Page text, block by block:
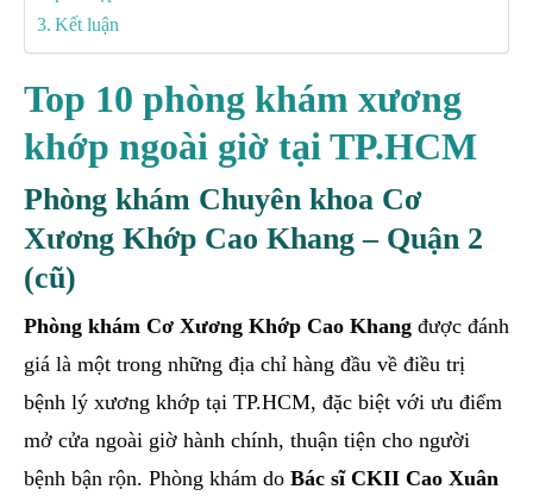
Kết luận
Top 10 phòng khám xương
khớp ngoài giờ tại TP.HCM
Phòng khám Chuyên khoa Cơ
Xương Khớp Cao Khang – Quận 2
(cũ)
Phòng khám Cơ Xương Khớp Cao Khang được đánh
giá là một trong những địa chỉ hàng đầu về điều trị
bệnh lý xương khớp tại TP.HCM, đặc biệt với ưu điểm
mở cửa ngoài giờ hành chính, thuận tiện cho người
bệnh bận rộn. Phòng khám do Bác sĩ CKII Cao Xuân